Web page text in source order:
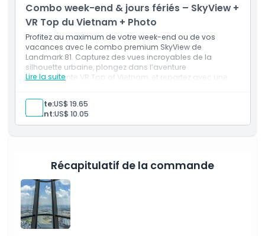
Exclus
Non adapté pour
À savoir
Emplacement
Comment s'y rendre
Politique d'annulation
Combo week-end & jours fériés – SkyView +
VR Top du Vietnam + Photo
Profitez au maximum de votre week-end ou de vos
vacances avec le combo premium SkyView de
Landmark 81. Capturez des vues incroyables de la
silhouette urbaine, plongez dans l’aventure
passionnante VR Top of Vietnam, et repartez avec une
Lire la suite
Inclus
1 billet Saigon Skyview (étages 79-81)
Billet d'entrée pour un jeu de réalité virtuelle et photo
Adulte:US$ 19.65
Enfant:US$ 10.05
Récapitulatif de la commande